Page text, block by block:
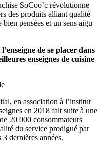
SoCoo’c révolutionne
des produits alliant qualité
pensées et un sens aigu
de se placer dans
enseignes de cuisine
en association à l’institut
en 2018 fait suite à une
20 000 consommateurs
du service prodigué par
3 dernières années.